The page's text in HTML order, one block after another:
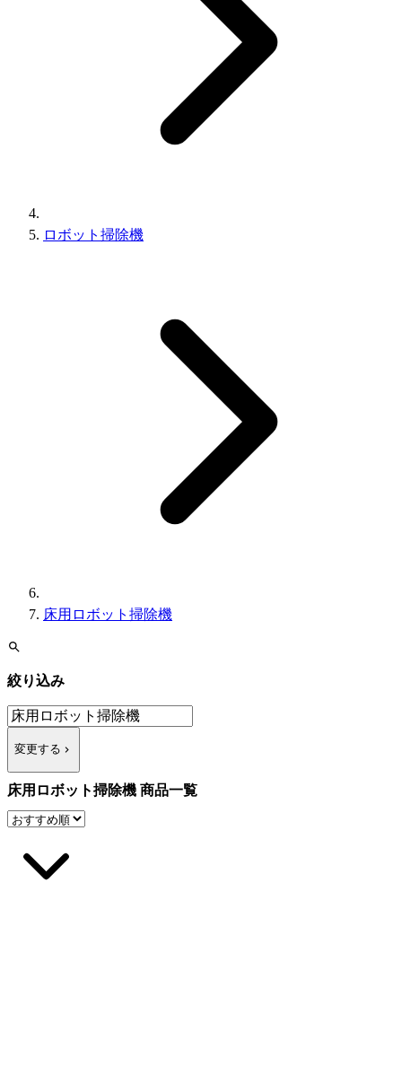
ロボット掃除機
床用ロボット掃除機
絞り込み
変更する
床用ロボット掃除機 商品一覧